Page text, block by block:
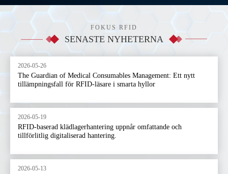
FOKUS RFID
SENASTE NYHETERNA
2026-05-26
The Guardian of Medical Consumables Management: Ett nytt
tillämpningsfall för RFID-läsare i smarta hyllor
2026-05-19
RFID-baserad klädlagerhantering uppnår omfattande och
tillförlitlig digitaliserad hantering.
2026-05-13